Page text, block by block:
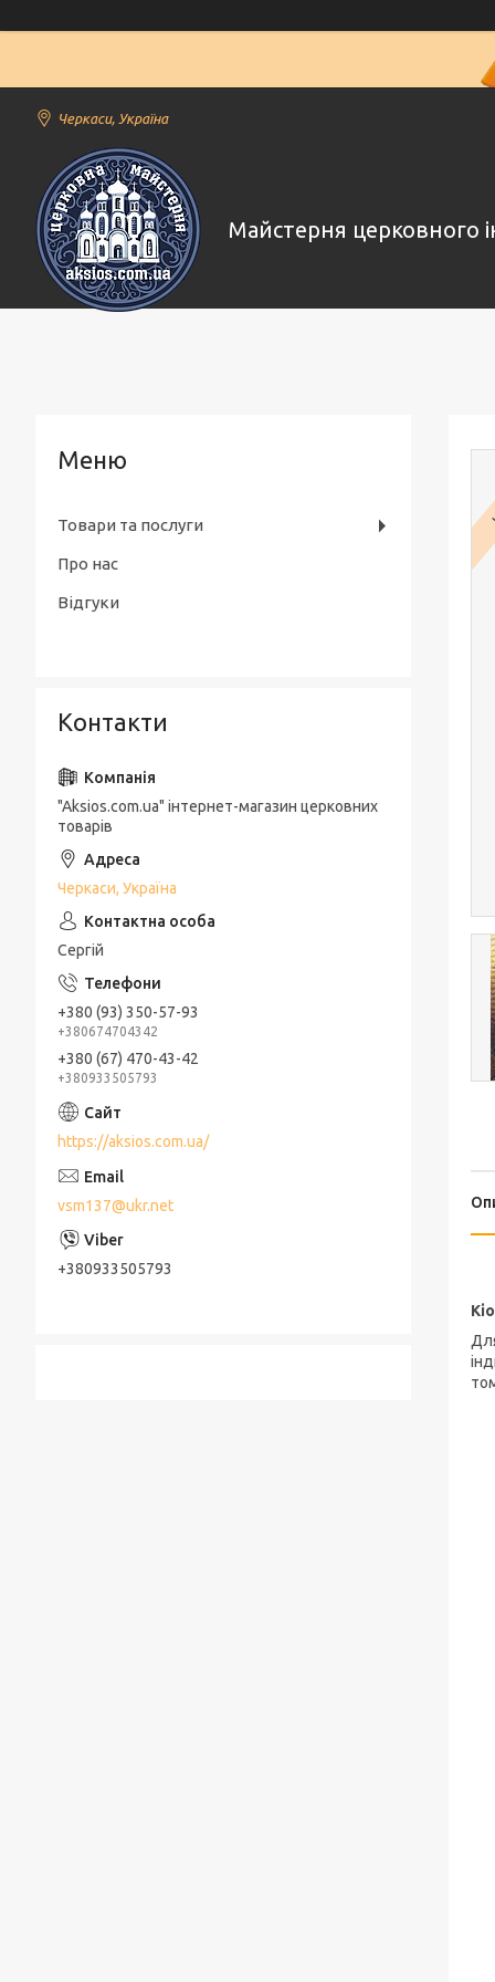
Черкаси, Україна
Майстерня церковного
Товари та послуги
Про нас
Відгуки
Контакти
"Aksios.com.ua" інтернет-магазин церковних
товарів
Черкаси, Україна
Сергій
+380 (93) 350-57-93
+380674704342
+380 (67) 470-43-42
+380933505793
https://aksios.com.ua/
vsm137@ukr.net
+380933505793